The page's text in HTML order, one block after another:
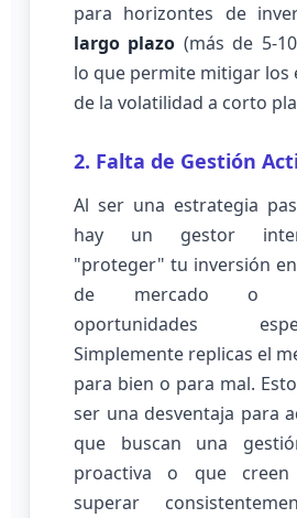
para horizontes de
largo plazo (más de 5-
lo que permite mitigar los
de la volatilidad a corto
2. Falta de Gestión
Al ser una estrategia
hay un gestor
"proteger" tu inversión
de mercado o
oportunidades
Simplemente replicas el
para bien o para mal.
ser una desventaja para
que buscan una
proactiva o que creen
superar